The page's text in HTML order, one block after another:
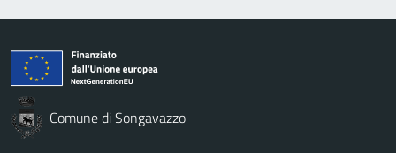
Comune di Songavazzo